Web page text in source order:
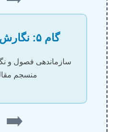
گام ۵: نگارش رساله
سازماندهی فصول و
منسجم
➡️